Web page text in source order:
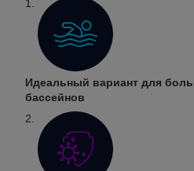
Идеальный вариант для
бассейнов